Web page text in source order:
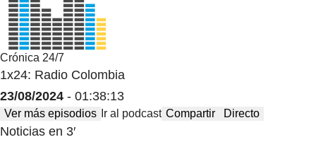
Crónica 24/7
1x24: Radio Colombia
23/08/2024 - 01:38:13
Ver más episodios Ir al podcast Compartir Directo
Noticias en 3′